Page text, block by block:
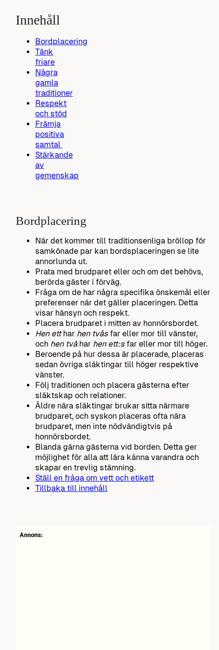
Innehåll
Bordplacering
Tänk
friare
Några
gamla
traditioner
Respekt
och stöd
Främja
positiva
samtal
Stärkande
av
gemenskap
Bordplacering
När det kommer till traditionsenliga bröllop för
samkönade par kan bordsplaceringen se lite
annorlunda ut.
Prata med brudparet eller och om det behövs,
berörda gäster i förväg.
Fråga om de har några specifika önskemål eller
preferenser när det gäller placeringen. Detta
visar hänsyn och respekt.
Placera brudparet i mitten av honnörsbordet.
Hen etthar hen tvåsfar eller mor till vänster,
och hen tvåhar hen ett:s far eller mor till höger.
Beroende på hur dessa är placerade, placeras
sedan övriga släktingar till höger respektive
vänster.
Följ traditionen och placera gästerna efter
släktskap och relationer.
Äldre nära släktingar brukar sitta närmare
brudparet, och syskon placeras ofta nära
brudparet, men inte nödvändigtvis på
honnörsbordet.
Blanda gärna gästerna vid borden. Detta ger
möjlighet för alla att lära känna varandra och
skapar en trevlig stämning.
Ställ en fråga om vett och etikett
Tillbaka till innehåll
Annons: